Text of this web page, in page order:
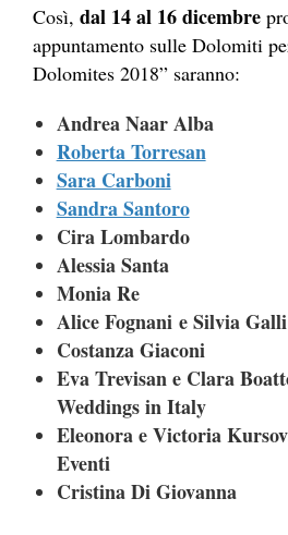
Così, dal 14 al 16 dicembre
appuntamento sulle Dolomiti
Dolomites 2018” saranno:
Andrea Naar Alba
Roberta Torresan
Sara Carboni
Sandra Santoro
Cira Lombardo
Alessia Santa
Monia Re
Alice Fognani e Silvia
Costanza Giaconi
Eva Trevisan e Clara
Weddings in Italy
Eleonora e Victoria
Eventi
Cristina Di Giovanna